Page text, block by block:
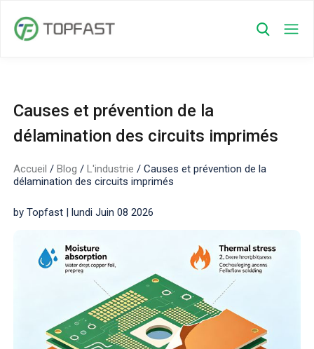
Causes et prévention de la
délamination des circuits imprimés
Accueil /Blog /L'industrie /Causes et prévention de la
délamination des circuits imprimés
by Topfast | lundi Juin 08 2026